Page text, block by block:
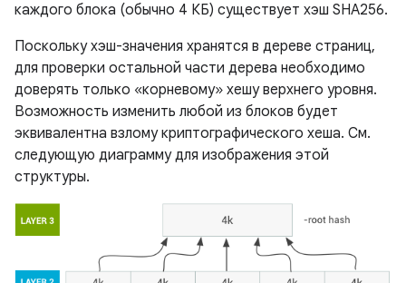
каждого блока (обычно 4 КБ) существует хэш SHA256.
Поскольку хэш-значения хранятся в дереве страниц,
для проверки остальной части дерева необходимо
доверять только «корневому» хешу верхнего уровня.
Возможность изменить любой из блоков будет
эквивалентна взлому криптографического хеша. См.
следующую диаграмму для изображения этой
структуры.